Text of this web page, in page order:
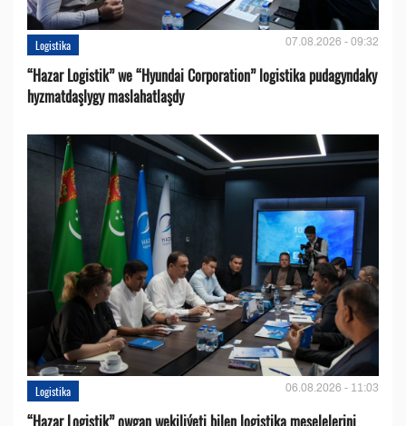
Logistika 07.08.2026 - 09:32
“Hazar Logistik” we “Hyundai Corporation” logistika pudagyndaky
hyzmatdaşlygy maslahatlaşdy
Logistika 06.08.2026 - 11:03
“Hazar Logistik” owgan wekiliýeti bilen logistika meselelerini